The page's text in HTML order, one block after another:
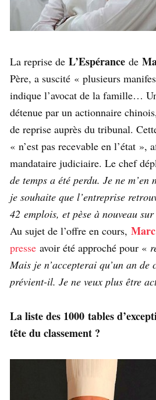
La reprise de L’Espérance de
Père, a suscité « plusieurs
indique l’avocat de la famille…
détenue par un actionnaire
de reprise auprès du tribunal.
« n’est pas recevable en l’état »,
mandataire judiciaire. Le chef
de temps a été perdu. Je ne m’en
je souhaite que l’entreprise
42 emplois, et pèse à nouveau
Au sujet de l’offre en cours,
presse avoir été approché pour «
Mais je n’accepterai qu’un an de
prévient-il. Je ne veux plus être
La liste des 1000 tables
tête du classement ?